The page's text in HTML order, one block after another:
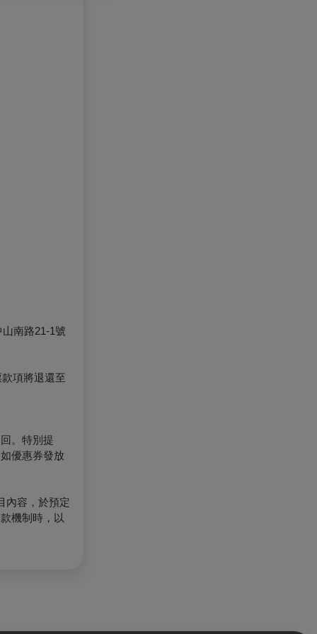
南路21-1號
項將退還至
。特別提
優惠券發放
內容，於預定
機制時，以